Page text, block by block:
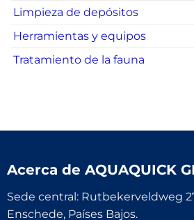
Limpieza de depósitos
Herramientas y equipos
Tratamiento de la fauna
Acerca de AQUAQUICK
Sede central: Rutbekerveldweg
Enschede, Países Bajos.